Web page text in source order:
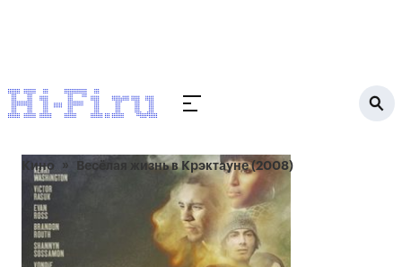
Кино Весёлая жизнь в Крэктауне (2008)